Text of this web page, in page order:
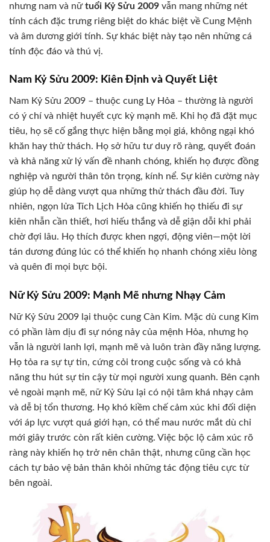
nhưng nam và nữtuổi Kỷ Sửu 2009 vẫn mang những nét
tính cách đặc trưng riêng biệt do khác biệt về Cung Mệnh
và âm dương giới tính. Sự khác biệt này tạo nên những cá
tính độc đáo và thú vị.
Nam Kỷ Sửu 2009: Kiên Định và Quyết Liệt
Nam Kỷ Sửu 2009 – thuộc cung Ly Hỏa – thường là người
có ý chí và nhiệt huyết cực kỳ mạnh mẽ. Khi họ đã đặt mục
tiêu, họ sẽ cố gắng thực hiện bằng mọi giá, không ngại khó
khăn hay thử thách. Họ sở hữu tư duy rõ ràng, quyết đoán
và khả năng xử lý vấn đề nhanh chóng, khiến họ được đồng
nghiệp và người thân tôn trọng, kính nể. Sự kiên cường này
giúp họ dễ dàng vượt qua những thử thách đầu đời. Tuy
nhiên, ngọn lửa Tích Lịch Hỏa cũng khiến họ thiếu đi sự
kiên nhẫn cần thiết, hơi hiếu thắng và dễ giận dỗi khi phải
chờ đợi lâu. Họ thích được khen ngợi, động viên—một lời
tán dương đúng lúc có thể khiến họ nhanh chóng xiêu lòng
và quên đi mọi bực bội.
Nữ Kỷ Sửu 2009: Mạnh Mẽ nhưng Nhạy Cảm
Nữ Kỷ Sửu 2009 lại thuộc cung Càn Kim. Mặc dù cung Kim
có phần làm dịu đi sự nóng nảy của mệnh Hỏa, nhưng họ
vẫn là người lanh lợi, mạnh mẽ và luôn tràn đầy năng lượng.
Họ tỏa ra sự tự tin, cứng cỏi trong cuộc sống và có khả
năng thu hút sự tin cậy từ mọi người xung quanh. Bên cạnh
vẻ ngoài mạnh mẽ, nữ Kỷ Sửu lại có nội tâm khá nhạy cảm
và dễ bị tổn thương. Họ khó kiềm chế cảm xúc khi đối diện
với áp lực vượt quá giới hạn, có thể mau nước mắt dù chỉ
mới giây trước còn rất kiên cường. Việc bộc lộ cảm xúc rõ
ràng này khiến họ trở nên chân thật, nhưng cũng cần học
cách tự bảo vệ bản thân khỏi những tác động tiêu cực từ
bên ngoài.